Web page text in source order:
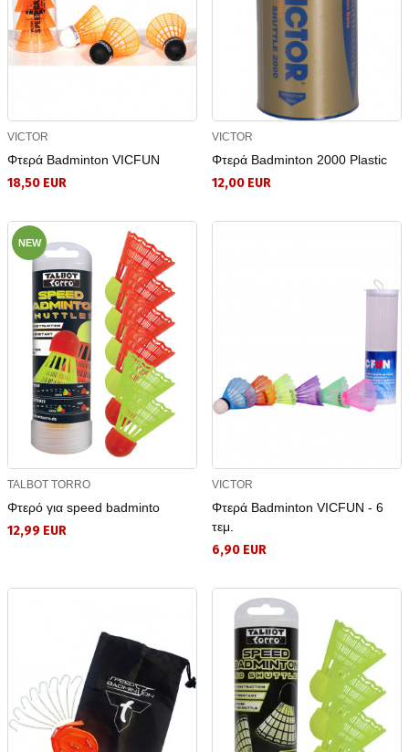
VICTOR
Φτερά Badminton VICFUN
18,50 EUR
VICTOR
Φτερά Badminton 2000 Plastic
12,00 EUR
NEW
TALBOT TORRO
Φτερό για speed badminto
12,99 EUR
VICTOR
Φτερά Badminton VICFUN - 6
τεμ.
6,90 EUR